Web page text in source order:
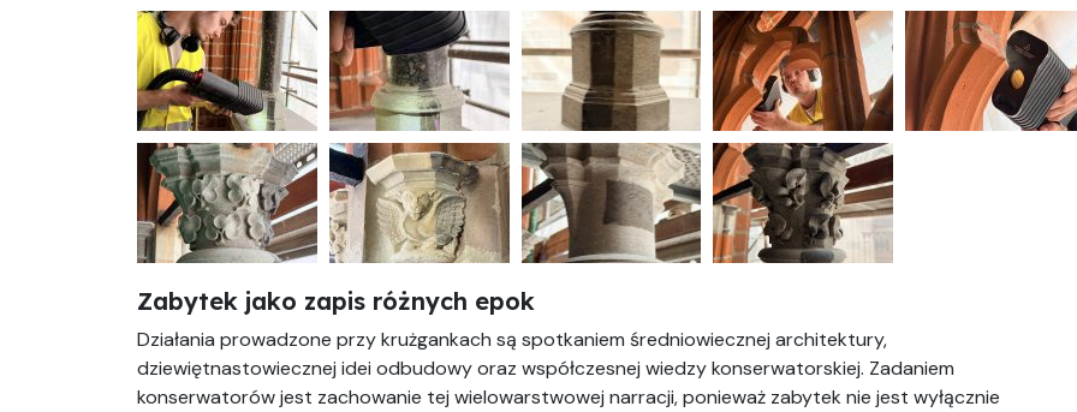
Zabytek jako zapis różnych epok
Działania prowadzone przy krużgankach są spotkaniem średniowiecznej architektury,
dziewiętnastowiecznej idei odbudowy oraz współczesnej wiedzy konserwatorskiej. Zadaniem
konserwatorów jest zachowanie tej wielowarstwowej narracji, ponieważ zabytek nie jest wyłącznie